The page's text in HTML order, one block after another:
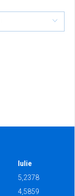
Iulie
5,2378
4,5859